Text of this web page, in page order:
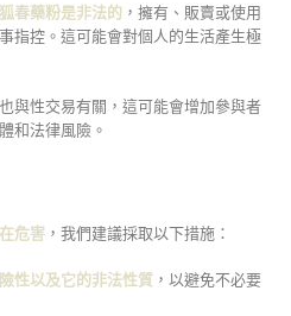
春藥粉是非法的 ，擁有、販賣或使用
指控。這可能會對個人的生活產生極
與性交易有關，這可能會增加參與者
和法律風險。
危害 ，我們建議採取以下措施：
性以及它的非法性質 ，以避免不必要